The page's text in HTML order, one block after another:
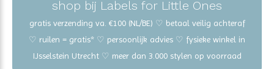
shop bij Labels for Little Ones
gratis verzending va. €100 (NL/BE) ♡ betaal veilig achteraf
♡ ruilen = gratis* ♡ persoonlijk advies ♡ fysieke winkel in
IJsselstein Utrecht ♡ meer dan 3.000 stylen op voorraad